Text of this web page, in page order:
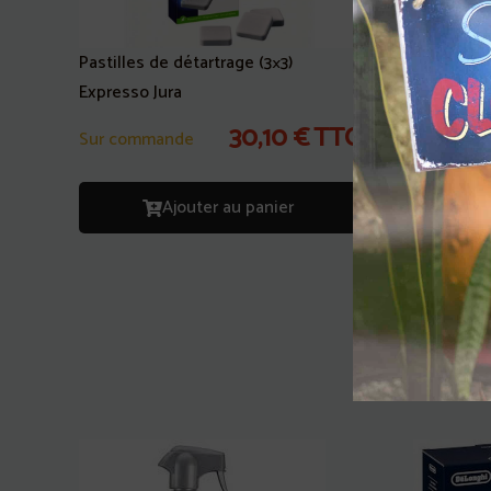
Pastilles de détartrage (3×3)
Expresso Jura
Sur commande
30,10€TTC
Ajouter au panier
Pastilles
Expresso
En stock